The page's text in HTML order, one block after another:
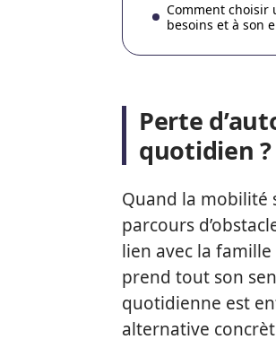
Comment choisir
besoins et à son
Perte
quotidien ?
Quand la mobilité
parcours
lien avec la
prend tout son
quotidienne est
alternative